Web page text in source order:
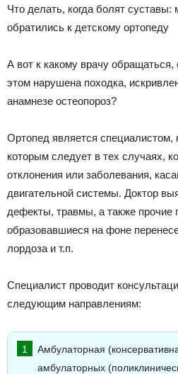
Что делать, когда болят суставы:
обратились к детскому ортопеду
А вот к какому врачу
этом нарушена походка,
анамнезе остеопороз?
Ортопед является специалистом,
которым следует в тех случаях,
отклонения или заболевания,
двигательной системы. Доктор
дефекты, травмы, а также прочие
образовавшиеся на фоне
лордоза и т.п.
Специалист проводит
следующим направлениям:
Амбулаторная
амбулаторных